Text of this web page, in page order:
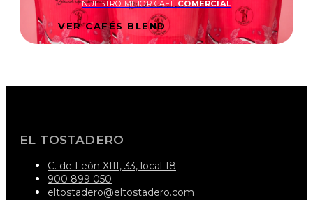
VER CAFÉS BLEND
NUESTRO MEJOR CAFÉCOMERCIAL
EL TOSTADERO
C. de León XIII, 33, local 18
900 899 050
eltostadero@eltostadero.com